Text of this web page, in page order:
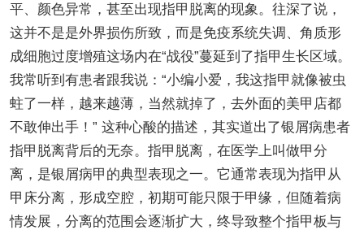
平、颜色异常，甚至出现指甲脱离的现象。往深了说，
这并不是是外界损伤所致，而是免疫系统失调、角质形
成细胞过度增殖这场内在“战役”蔓延到了指甲生长区域。
我常听到有患者跟我说：“小编小爱，我这指甲就像被虫
蛀了一样，越来越薄，当然就掉了，去外面的美甲店都
不敢伸出手！” 这种心酸的描述，其实道出了银屑病患者
指甲脱离背后的无奈。指甲脱离，在医学上叫做甲分
离，是银屑病甲的典型表现之一。它通常表现为指甲从
甲床分离，形成空腔，初期可能只限于甲缘，但随着病
情发展，分离的范围会逐渐扩大，终导致整个指甲板与